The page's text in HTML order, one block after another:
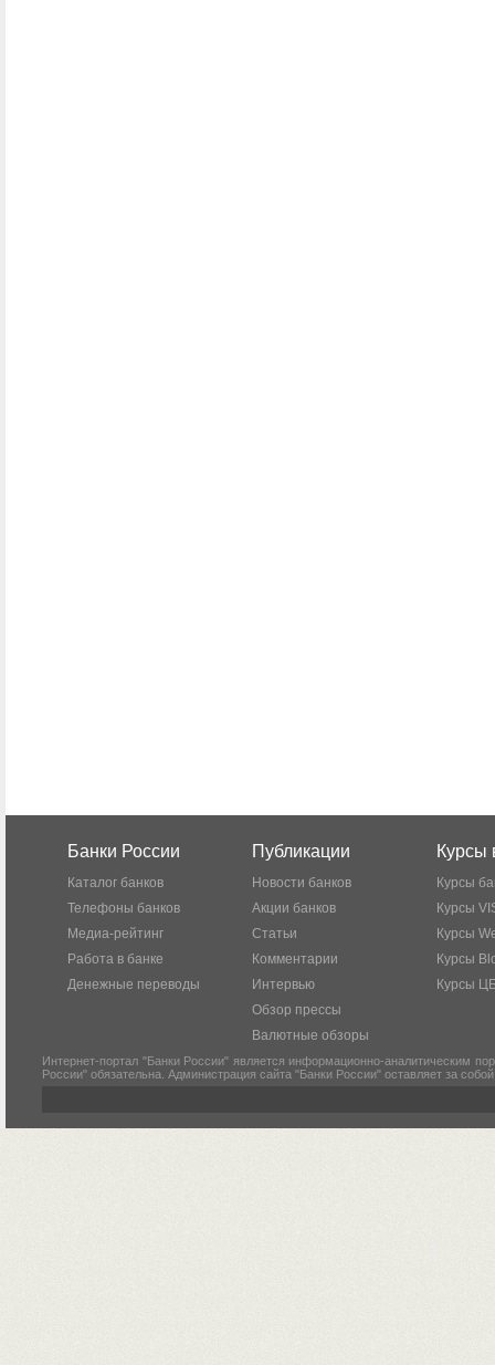
Банки России
Каталог банков
Телефоны банков
Медиа-рейтинг
Работа в банке
Денежные переводы
Публикации
Новости банков
Акции банков
Статьи
Комментарии
Интервью
Обзор прессы
Валютные обзоры
Курсы
Курсы
Курсы
Курсы
Курсы
Курсы
Интернет-портал "Банки России" является информационно-аналитическим
России" обязательна. Администрация сайта "Банки России" оставляет за